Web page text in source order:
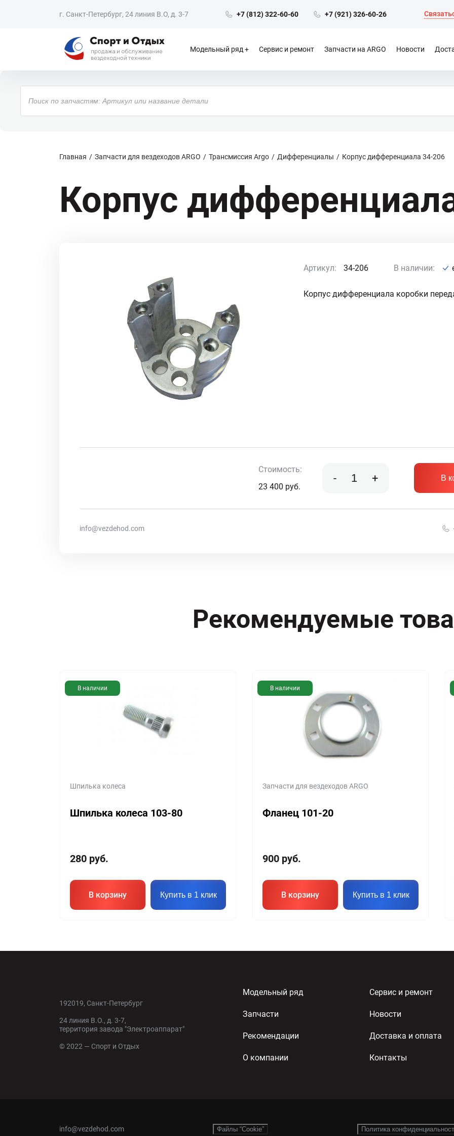
г. Санкт-Петербург, 24 линия В.О, д. 3-7 +7 (812) 322-60-60 +7 (921) 326-60-26
Модельный ряд Сервис и ремонт Запчасти на ARGO Новости
Поиск
товаров
Главная Запчасти для вездеходов ARGO Трансмиссия Argo Дифференциалы Корпус дифференциала 34-206
Корпус
Артикул: 34-206 В наличии:
Корпус дифференциала коробки
Стоимость:
23 400 руб.
- + В
info@vezdehod.com
Рекомендуемые
В наличии
Шпилька колеса
Шпилька колеса 103-80
280 руб.
В корзину Купить в 1 клик
В наличии
Запчасти для вездеходов ARGO
Фланец 101-20
900 руб.
В корзину Купить в 1 клик
Модельный ряд Сервис и ремонт
Запчасти Новости
Рекомендации Доставка и оплата
О компании Контакты
192019, Санкт-Петербург
24 линия В.О., д. 3-7,
территория завода "Электроаппарат"
© 2022 — Спорт и Отдых
info@vezdehod.com Файлы “Cookie” Политика